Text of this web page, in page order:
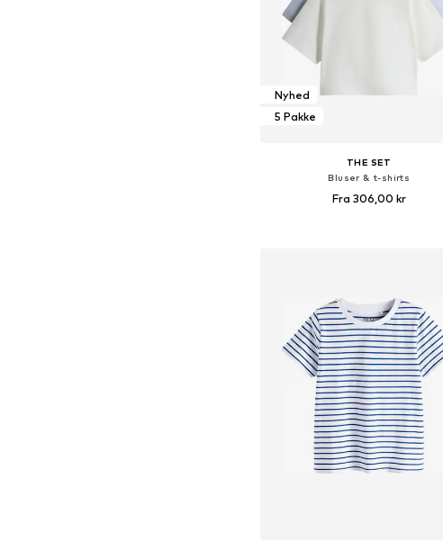
Nyhed
5 Pakke
THE SET
Bluser & t-shirts
Fra 306,00 kr